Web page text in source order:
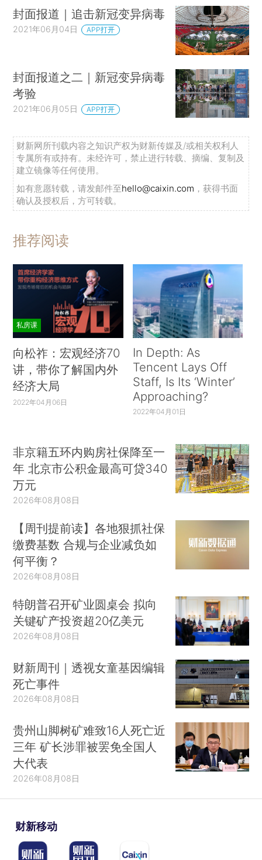
封面报道｜追击新冠变异病毒
2021年06月04日 APP打开
封面报道之二｜新冠变异病毒
考验
2021年06月05日 APP打开
财新网所刊载内容之知识产权为财新传媒及/或相关权利人
专属所有或持有。未经许可，禁止进行转载、摘编、复制及
建立镜像等任何使用。
如有意愿转载，请发邮件至hello@caixin.com ，获得书面
确认及授权后，方可转载。
推荐阅读
私房课
向松祚：宏观经济70
讲，带你了解国内外
经济大局
2022年04月06日
In Depth: As
Tencent Lays Off
Staff, Is Its ‘Winter’
Approaching?
2022年04月01日
非京籍五环内购房社保降至一
年 北京市公积金最高可贷340
万元
2026年08月08日
【周刊提前读】各地狠抓社保
缴费基数 合规与企业减负如
何平衡？
2026年08月08日
特朗普召开矿业圆桌会 拟向
关键矿产投资超20亿美元
2026年08月08日
财新周刊｜透视女童基因编辑
死亡事件
2026年08月08日
贵州山脚树矿难致16人死亡近
三年 矿长涉罪被罢免全国人
大代表
2026年08月08日
财新移动